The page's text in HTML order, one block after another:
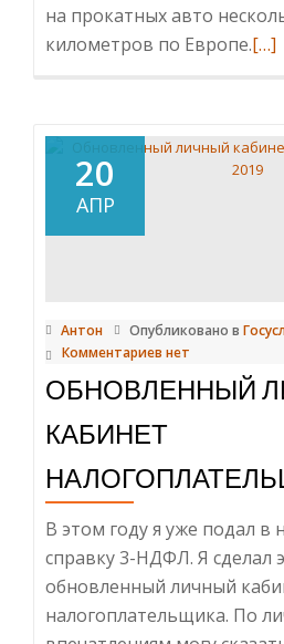
на прокатных авто
километров по Европе.
за
[…]
20
АПР
Антон Опубликовано в
Комментариев нет
ОБНОВЛЕННЫЙ
КАБИНЕТ
В этом году я уже подал в
справку 3-НДФЛ. Я сделал
обновленный личный
налогоплательщика. По